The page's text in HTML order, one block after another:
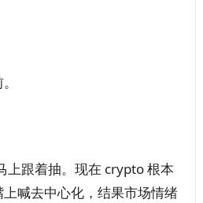
上跟着抽。现在 crypto 根本
喊去中心化，结果市场情绪